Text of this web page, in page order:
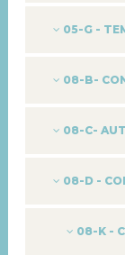
05-G -
08-B-
08-C-
08-D -
08-K -